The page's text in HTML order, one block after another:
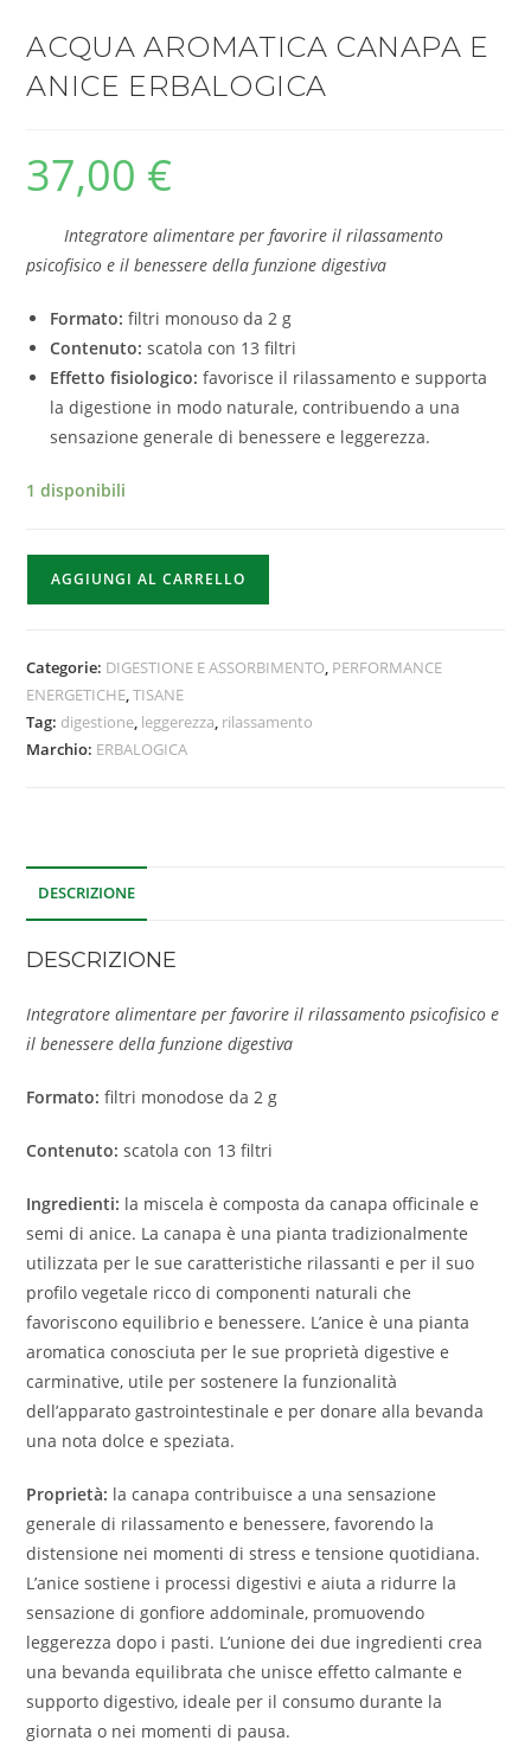
ACQUA AROMATICA CANAPA E
ANICE ERBALOGICA
37,00 €
Integratore alimentare per favorire il rilassamento
psicofisico e il benessere della funzione digestiva
Formato: filtri monouso da 2 g
Contenuto:scatola con 13 filtri
Effetto fisiologico:favorisce il rilassamento e supporta
la digestione in modo naturale, contribuendo a una
sensazione generale di benessere e leggerezza.
1 disponibili
AGGIUNGI AL CARRELLO
Categorie: DIGESTIONE E ASSORBIMENTO, PERFORMANCE
ENERGETICHE,TISANE
Tag: digestione, leggerezza, rilassamento
Marchio: ERBALOGICA
DESCRIZIONE
DESCRIZIONE
Integratore alimentare per favorire il rilassamento psicofisico e
il benessere della funzione digestiva
Formato: filtri monodose da 2 g
Contenuto: scatola con 13 filtri
Ingredienti: la miscela è composta da canapa officinale e
semi di anice. La canapa è una pianta tradizionalmente
utilizzata per le sue caratteristiche rilassanti e per il suo
profilo vegetale ricco di componenti naturali che
favoriscono equilibrio e benessere. L’anice è una pianta
aromatica conosciuta per le sue proprietà digestive e
carminative, utile per sostenere la funzionalità
dell’apparato gastrointestinale e per donare alla bevanda
una nota dolce e speziata.
Proprietà: la canapa contribuisce a una sensazione
generale di rilassamento e benessere, favorendo la
distensione nei momenti di stress e tensione quotidiana.
L’anice sostiene i processi digestivi e aiuta a ridurre la
sensazione di gonfiore addominale, promuovendo
leggerezza dopo i pasti. L’unione dei due ingredienti crea
una bevanda equilibrata che unisce effetto calmante e
supporto digestivo, ideale per il consumo durante la
giornata o nei momenti di pausa.